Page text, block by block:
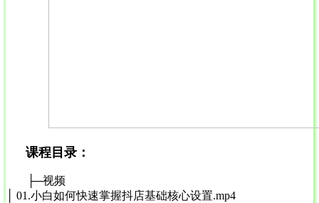
课程目录：
├─视频
│ 01.小白如何快速掌握抖店基础核心设置.mp4